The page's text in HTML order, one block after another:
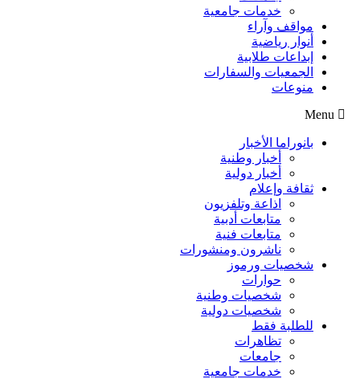
خدمات جامعية
مواقف وآراء
أنوار رياضية
إبداعات طلابية
الجمعيات والسفارات
منوعات
Menu
بانوراما الأخبار
أخبار وطنية
أخبار دولية
ثقافة وإعلام
اذاعة وتلفزيون
متابعات أدبية
متابعات فنية
ناشرون ومنشورات
شخصيات ورموز
حوارات
شخصيات وطنية
شخصيات دولية
للطلبة فقط
تظاهرات
جامعات
خدمات جامعية